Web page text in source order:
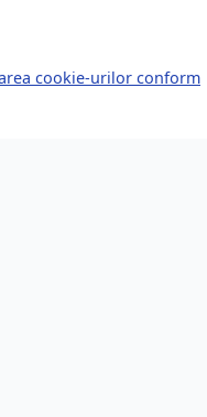
cookie-urilor conform